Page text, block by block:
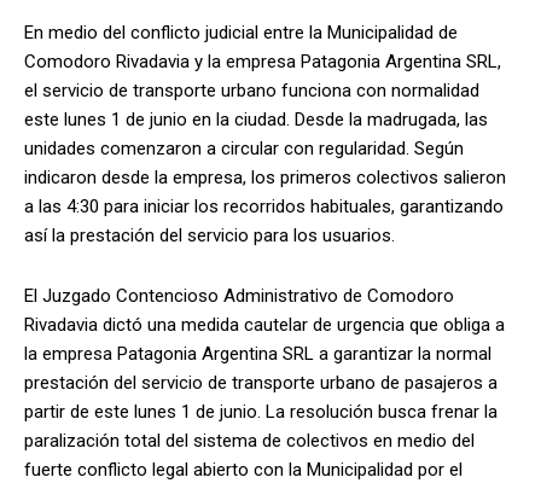
En medio del conflicto judicial entre la Municipalidad de
Comodoro Rivadavia y la empresa Patagonia Argentina SRL,
el servicio de transporte urbano funciona con normalidad
este lunes 1 de junio en la ciudad. Desde la madrugada, las
unidades comenzaron a circular con regularidad. Según
indicaron desde la empresa, los primeros colectivos salieron
a las 4:30 para iniciar los recorridos habituales, garantizando
así la prestación del servicio para los usuarios.
El Juzgado Contencioso Administrativo de Comodoro
Rivadavia dictó una medida cautelar de urgencia que obliga a
la empresa Patagonia Argentina SRL a garantizar la normal
prestación del servicio de transporte urbano de pasajeros a
partir de este lunes 1 de junio. La resolución busca frenar la
paralización total del sistema de colectivos en medio del
fuerte conflicto legal abierto con la Municipalidad por el